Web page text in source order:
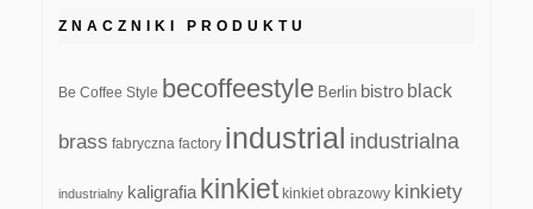
ZNACZNIKI PRODUKTU
Be Coffee Style becoffeestyle Berlin bistro black
brass fabryczna factory industrial industrialna
industrialny kaligrafia kinkiet kinkiet obrazowy kinkiety